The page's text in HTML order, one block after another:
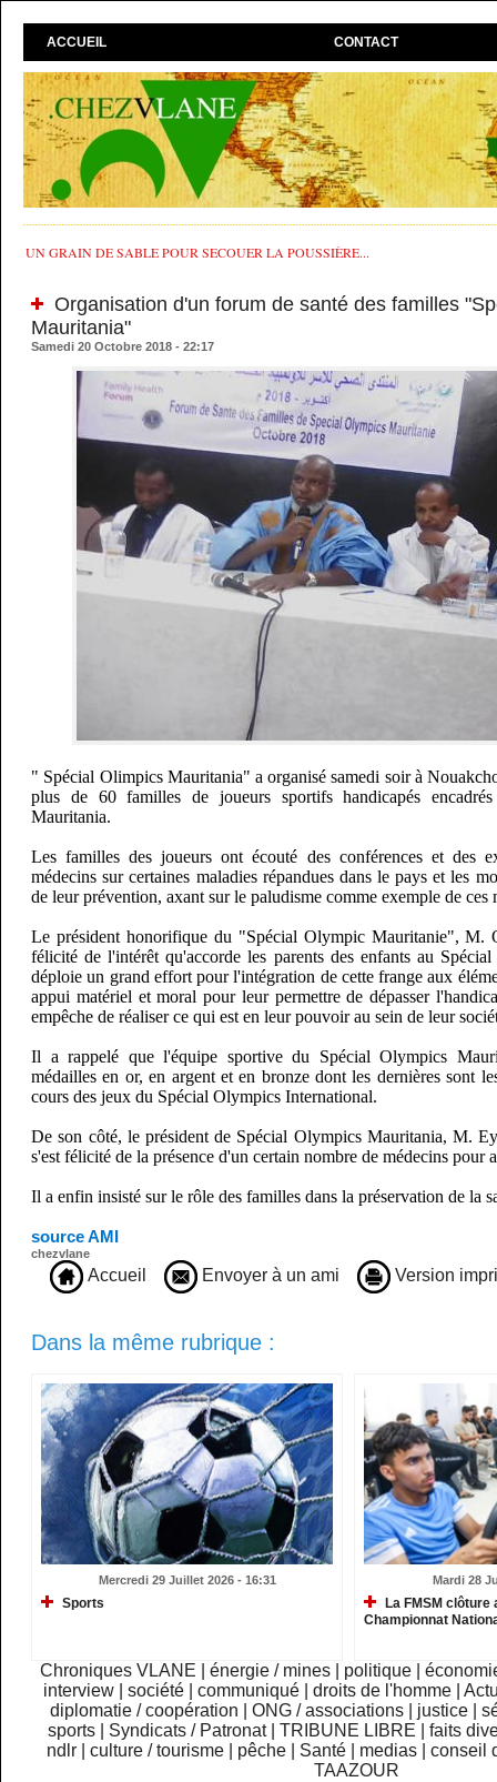
ACCUEIL CONTACT
UN GRAIN DE SABLE POUR SECOUER LA POUSSIÈRE...
Organisation d'un forum de santé des familles
Mauritania"
Samedi 20 Octobre 2018 - 22:17
" Spécial Olimpics Mauritania" a organisé samedi soir à
plus de 60 familles de joueurs sportifs handicapés
Mauritania.
Les familles des joueurs ont écouté des conférences et des
médecins sur certaines maladies répandues dans le pays et les
de leur prévention, axant sur le paludisme comme exemple de ces
Le président honorifique du "Spécial Olympic Mauritanie", M.
félicité de l'intérêt qu'accorde les parents des enfants au
déploie un grand effort pour l'intégration de cette frange aux
appui matériel et moral pour leur permettre de dépasser
empêche de réaliser ce qui est en leur pouvoir au sein de leur
Il a rappelé que l'équipe sportive du Spécial Olympics
médailles en or, en argent et en bronze dont les dernières sont
cours des jeux du Spécial Olympics International.
De son côté, le président de Spécial Olympics Mauritania, M.
s'est félicité de la présence d'un certain nombre de médecins pour
Il a enfin insisté sur le rôle des familles dans la préservation de la
source AMI
chezvlane
Accueil Envoyer à un ami Version
Dans la même rubrique :
Mercredi 29 Juillet 2026 - 16:31
Sports
Mardi 28
La FMSM
Championnat
Chroniques VLANE énergie / mines politique
interview
|société |communiqué |droits de l'homme |
diplomatie / coopération
ONG / associations justice
sports
Syndicats / Patronat TRIBUNE LIBRE
faits
ndlr
|culture / tourisme pêche Santé medias |conseil
TAAZOUR